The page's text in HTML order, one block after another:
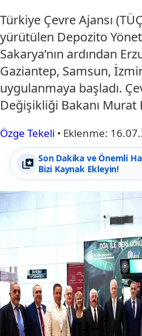
Türkiye Çevre Ajansı
yürütülen Depozito
Sakarya’nın ardından
Gaziantep, Samsun,
uygulanmaya başladı.
Değişikliği Bakanı
Özge Tekeli • Eklenme:
Son Dakika ve Önemli
Bizi Kaynak Ekleyin!